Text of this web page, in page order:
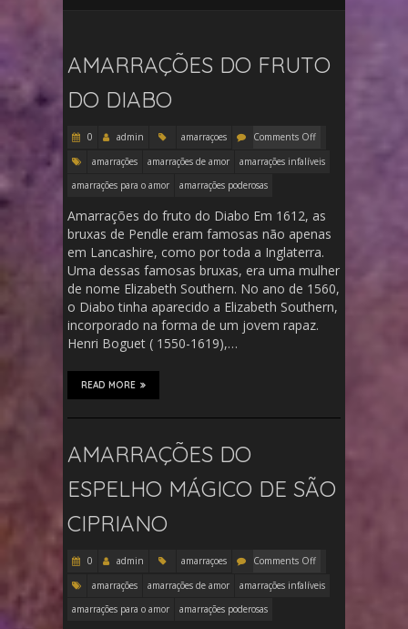
AMARRAÇÕES DO FRUTO
DO DIABO
0 admin amarraçoes
Comments Off
amarrações
amarrações de amor
amarrações infalíveis
amarrações para o amor
amarrações poderosas
Amarrações do fruto do Diabo Em 1612, as
bruxas de Pendle eram famosas não apenas
em Lancashire, como por toda a Inglaterra.
Uma dessas famosas bruxas, era uma mulher
de nome Elizabeth Southern. No ano de 1560,
o Diabo tinha aparecido a Elizabeth Southern,
incorporado na forma de um jovem rapaz.
Henri Boguet ( 1550-1619),…
READ MORE
AMARRAÇÕES DO
ESPELHO MÁGICO DE SÃO
CIPRIANO
0 admin amarraçoes
Comments Off
amarrações
amarrações de amor
amarrações infalíveis
amarrações para o amor
amarrações poderosas